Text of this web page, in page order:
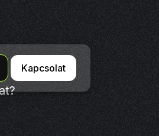
Kapcsolat